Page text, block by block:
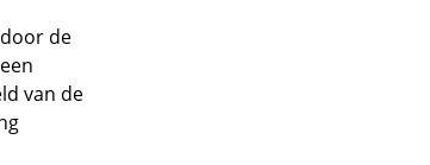
de
van de